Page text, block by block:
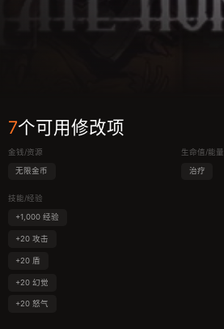
7个可用修改项
金钱/资源
无限金币
技能/经验
+1,000 经验
+20 攻击
+20 盾
+20 幻觉
+20 怒气
生命值/能量
治疗